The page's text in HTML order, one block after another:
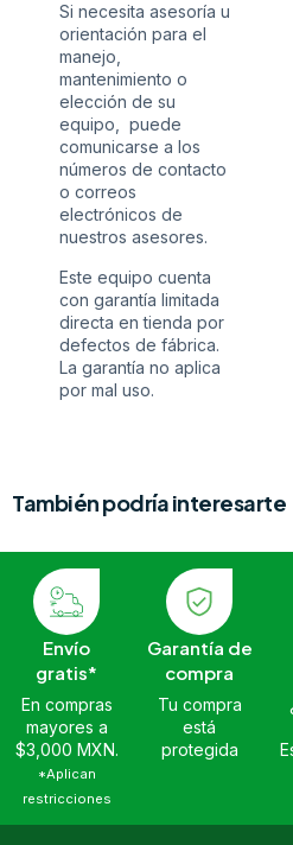
Si necesita asesoría u
orientación para el
manejo,
mantenimiento o
elección de su
equipo, puede
comunicarse a los
números de contacto
o correos
electrónicos de
nuestros asesores.
Este equipo cuenta
con garantía limitada
directa en tienda por
defectos de fábrica.
La garantía no aplica
por mal uso.
También podría interesarte
Envío
gratis*
En compras
mayores a
$3,000 MXN.
*Aplican
restricciones
Garantía de
compra
Tu compra
está
protegida